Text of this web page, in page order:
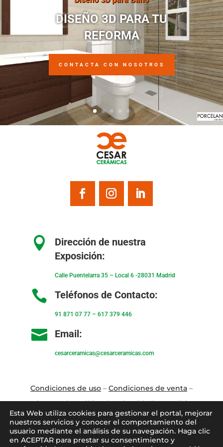
DISEÑO 3D PARA TU
REFORMA
CONTACTA CON NOSOTROS

Dirección de nuestra
Exposición:
Calle Puentelarra 35 – Local 6 -28031 Madrid
 Teléfonos de Contacto:
91 871 07 77– 617 379 446
 Email:
cesarceramicas@cesarceramicas.com
Condiciones de uso– Condiciones de venta–
Aviso Legal–Política de privacidad –Política
de cookies
Esta Web utiliza cookies para gestionar el portal, mejorar
nuestros servicios y conocer el comportamiento del
usuario mediante el análisis de su navegación. Haga clic
en ACEPTAR para prestar su consentimiento y